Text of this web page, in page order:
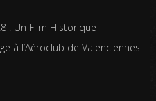
: Un Film Historique
à l’Aéroclub de Valenciennes